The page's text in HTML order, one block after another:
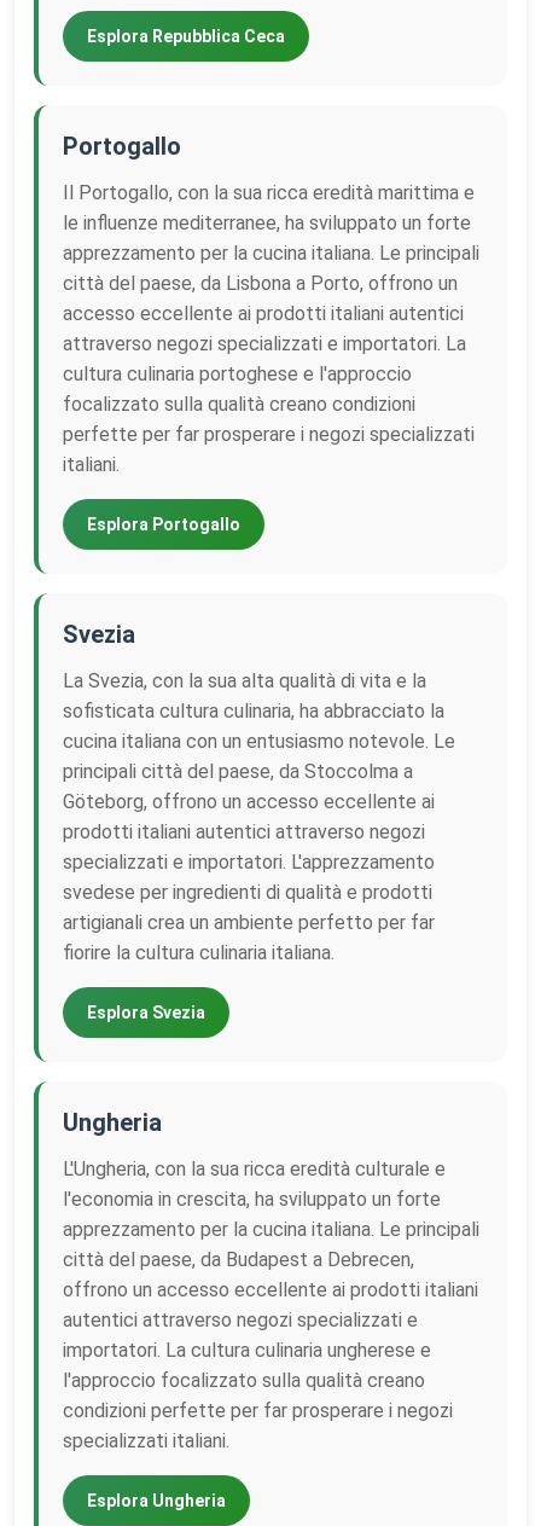
Esplora Repubblica Ceca
Portogallo
Il Portogallo, con la sua ricca eredità marittima e
le influenze mediterranee, ha sviluppato un forte
apprezzamento per la cucina italiana. Le principali
città del paese, da Lisbona a Porto, offrono un
accesso eccellente ai prodotti italiani autentici
attraverso negozi specializzati e importatori. La
cultura culinaria portoghese e l'approccio
focalizzato sulla qualità creano condizioni
perfette per far prosperare i negozi specializzati
italiani.
Esplora Portogallo
Svezia
La Svezia, con la sua alta qualità di vita e la
sofisticata cultura culinaria, ha abbracciato la
cucina italiana con un entusiasmo notevole. Le
principali città del paese, da Stoccolma a
Göteborg, offrono un accesso eccellente ai
prodotti italiani autentici attraverso negozi
specializzati e importatori. L'apprezzamento
svedese per ingredienti di qualità e prodotti
artigianali crea un ambiente perfetto per far
fiorire la cultura culinaria italiana.
Esplora Svezia
Ungheria
L'Ungheria, con la sua ricca eredità culturale e
l'economia in crescita, ha sviluppato un forte
apprezzamento per la cucina italiana. Le principali
città del paese, da Budapest a Debrecen,
offrono un accesso eccellente ai prodotti italiani
autentici attraverso negozi specializzati e
importatori. La cultura culinaria ungherese e
l'approccio focalizzato sulla qualità creano
condizioni perfette per far prosperare i negozi
specializzati italiani.
Esplora Ungheria